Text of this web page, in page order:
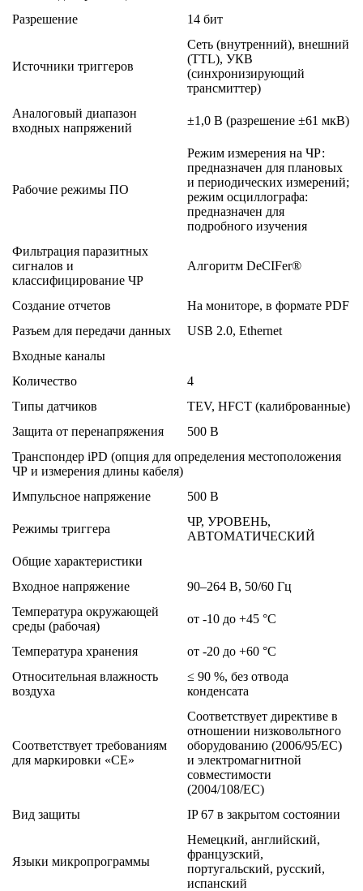
Разрешение
14 бит
Источники триггеров
Сеть (внутренний), внешний
(TTL), УКВ
(синхронизирующий
трансмиттер)
Аналоговый диапазон
входных напряжений
±1,0 В (разрешение ±61 мкВ)
Рабочие режимы ПО
Режим измерения на ЧР:
предназначен для плановых
и периодических измерений;
режим осциллографа:
предназначен для
подробного изучения
Фильтрация паразитных
сигналов и
классифицирование ЧР
Алгоритм DeCIFer®
Создание отчетов
На мониторе, в формате PDF
Разъем для передачи данных
USB 2.0, Ethernet
Входные каналы
Количество
4
Типы датчиков
TEV, HFCT (калиброванные)
Защита от перенапряжения
500 В
Транспондер iPD (опция для определения местоположения
ЧР и измерения длины кабеля)
Импульсное напряжение
500 В
Режимы триггера
ЧР, УРОВЕНЬ,
АВТОМАТИЧЕСКИЙ
Общие характеристики
Входное напряжение
90–264 В, 50/60 Гц
Температура окружающей
среды (рабочая)
от -10 до +45 °C
Температура хранения
от -20 до +60 °C
Относительная влажность
воздуха
≤ 90 %, без отвода
конденсата
Соответствует требованиям
для маркировки «СЕ»
Соответствует директиве в
отношении низковольтного
оборудованию (2006/95/EC)
и электромагнитной
совместимости
(2004/108/EC)
Вид защиты
IP 67 в закрытом состоянии
Языки микропрограммы
Немецкий, английский,
французский,
португальский, русский,
испанский